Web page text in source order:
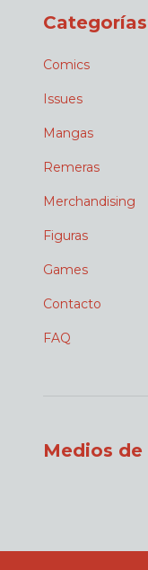
Categorías
Comics
Issues
Mangas
Remeras
Merchandising
Figuras
Games
Contacto
FAQ
Medios de